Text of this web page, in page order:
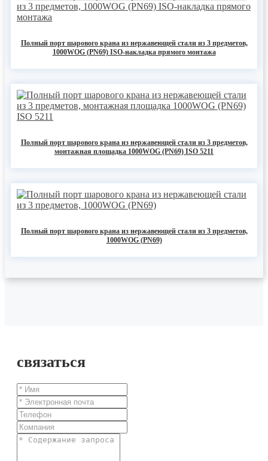
Полный порт шарового крана из нержавеющей стали из 3 предметов,
1000WOG (PN69) ISO-накладка прямого монтажа
Полный порт шарового крана из нержавеющей стали из 3 предметов,
монтажная площадка 1000WOG (PN69) ISO 5211
Полный порт шарового крана из нержавеющей стали из 3 предметов,
1000WOG (PN69)
связаться